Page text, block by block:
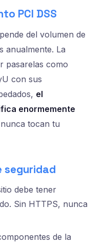
PCI DSS
del volumen de
anualmente. La
pasarelas como
con sus
el
enormemente
tocan tu
seguridad
debe tener
Sin HTTPS, nunca
de la